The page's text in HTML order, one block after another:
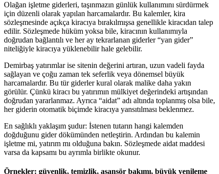
Olağan işletme giderleri, taşınmazın günlük kullanımını sürdürmek
için düzenli olarak yapılan harcamalardır. Bu kalemler, kira
sözleşmesinde açıkça kiracıya bırakılmışsa genellikle kiracıdan talep
edilir. Sözleşmede hüküm yoksa bile, kiracının kullanımıyla
doğrudan bağlantılı ve her ay tekrarlanan giderler “yan gider”
niteliğiyle kiracıya yüklenebilir hale gelebilir.
Demirbaş yatırımlar ise sitenin değerini artıran, uzun vadeli fayda
sağlayan ve çoğu zaman tek seferlik veya dönemsel büyük
harcamalardır. Bu tür giderler kural olarak malike daha yakın
görülür. Çünkü kiracı bu yatırımın mülkiyet değerindeki artışından
doğrudan yararlanmaz. Ayrıca “aidat” adı altında toplanmış olsa bile,
her giderin otomatik biçimde kiracıya yansıtılması beklenmez.
En sağlıklı yaklaşım şudur: İstenen tutarın hangi kalemden
doğduğunu gider dökümünden netleştirin. Ardından bu kalemin
işletme mi, yatırım mı olduğuna bakın. Sözleşmede aidat maddesi
varsa da kapsamı bu ayrımla birlikte okunur.
Örnekler: güvenlik, temizlik, asansör bakımı, büyük yenileme